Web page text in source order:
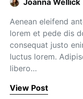
Joanna Wellick
Aenean eleifend
lorem et pede dis
consequat justo
luctus lorem.
libero…
View Post